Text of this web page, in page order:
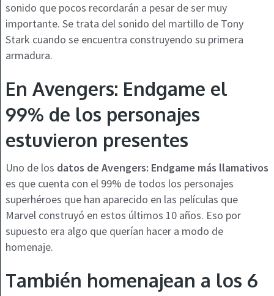
sonido que pocos recordarán a pesar de ser muy
importante. Se trata del sonido del martillo de Tony
Stark cuando se encuentra construyendo su primera
armadura.
En Avengers: Endgame el
99% de los personajes
estuvieron presentes
Uno de los datos de Avengers: Endgame más llamativos
es que cuenta con el 99% de todos los personajes
superhéroes que han aparecido en las películas que
Marvel construyó en estos últimos 10 años. Eso por
supuesto era algo que querían hacer a modo de
homenaje.
También homenajean a los 6